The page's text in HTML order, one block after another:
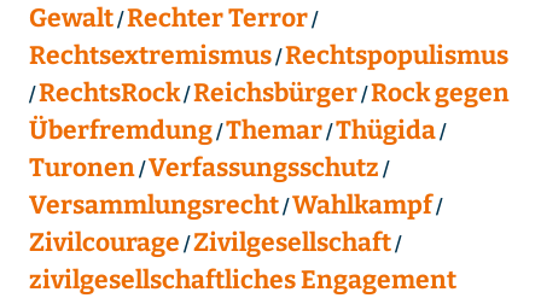
Gewalt Rechter Terror
Rechtsextremismus Rechtspopulismus
RechtsRock Reichsbürger Rock gegen
Überfremdung Themar Thügida
Turonen Verfassungsschutz
Versammlungsrecht Wahlkampf
Zivilcourage Zivilgesellschaft
zivilgesellschaftliches Engagement